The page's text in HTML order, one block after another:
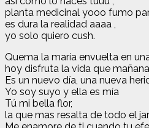
planta medicinal yooo fumo
es dura la realidad aaaa ,
yo solo quiero cush.
Quema la maría envuelta en
hoy disfruta la vida que
Es un nuevo día, una nueva
Yo soy suyo y ella es mía
Tú mi bella flor,
la que mas resalta de todo el